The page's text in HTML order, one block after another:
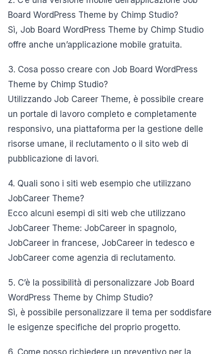
Board WordPress Theme by Chimp Studio?
Sì, Job Board WordPress Theme by Chimp Studio
offre anche un’applicazione mobile gratuita.
3. Cosa posso creare con Job Board WordPress
Theme by Chimp Studio?
Utilizzando Job Career Theme, è possibile creare
un portale di lavoro completo e completamente
responsivo, una piattaforma per la gestione delle
risorse umane, il reclutamento o il sito web di
pubblicazione di lavori.
4. Quali sono i siti web esempio che utilizzano
JobCareer Theme?
Ecco alcuni esempi di siti web che utilizzano
JobCareer Theme: JobCareer in spagnolo,
JobCareer in francese, JobCareer in tedesco e
JobCareer come agenzia di reclutamento.
5. C’è la possibilità di personalizzare Job Board
WordPress Theme by Chimp Studio?
Sì, è possibile personalizzare il tema per soddisfare
le esigenze specifiche del proprio progetto.